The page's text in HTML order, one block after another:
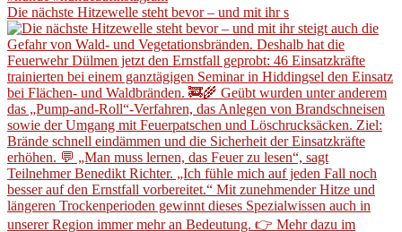
Die nächste Hitzewelle steht bevor – und mit ihr s